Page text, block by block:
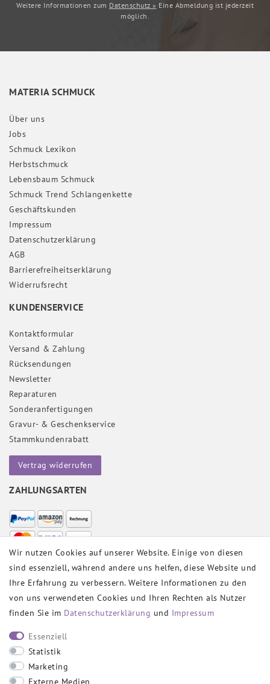
Weitere Informationen zum Datenschutz » Eine Abmeldung ist jederzeit
möglich.
MATERIA SCHMUCK
Über uns
Jobs
Schmuck Lexikon
Herbstschmuck
Lebensbaum Schmuck
Schmuck Trend Schlangenkette
Geschäftskunden
Impressum
Daten­schutz­erklärung
AGB
Barrierefreiheitserklärung
Widerrufs­recht
KUNDENSERVICE
Kontaktformular
Versand & Zahlung
Rücksendungen
Newsletter
Reparaturen
Sonderanfertigungen
Gravur- & Geschenkservice
Stammkundenrabatt
Vertrag widerrufen
ZAHLUNGSARTEN
VERSANDPARTNER
SOCIAL
Wir nutzen Cookies auf unserer Website. Einige von diesen
sind essenziell, während andere uns helfen, diese Website und
Ihre Erfahrung zu verbessern. Weitere Informationen zu den
von uns verwendeten Cookies und Ihren Rechten als Nutzer
finden Sie im Daten­schutz­erklärung und Impressum
Essenziell
Statistik
Marketing
Externe Medien